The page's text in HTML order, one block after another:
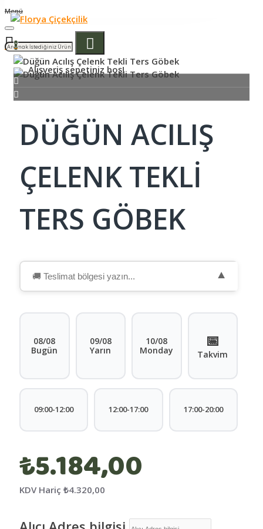
Menü
0
Alışveriş sepetiniz boş!
DÜĞÜN ACILIŞ
ÇELENK TEKLI
TERS GÖBEK
▼
08/08
Bugün
09/08
Yarın
10/08
Monday
📅
Takvim
09:00-12:00 12:00-17:00 17:00-20:00
₺5.184,00
KDV Hariç ₺4.320,00